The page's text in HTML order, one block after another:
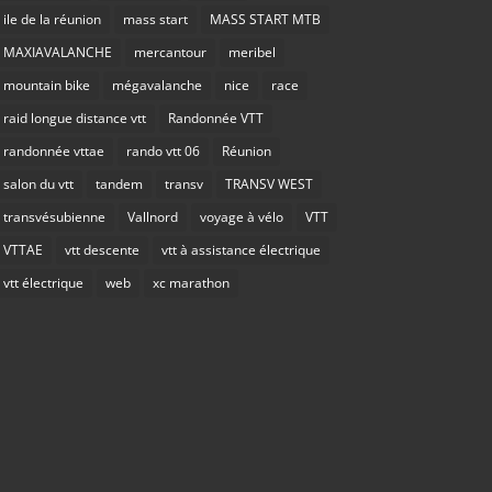
ile de la réunion mass start
MASS START MTB
MAXIAVALANCHE
mercantour
meribel
mountain bike
mégavalanche nice
race
raid longue distance vtt
Randonnée VTT
randonnée vttae
rando vtt 06
Réunion
salon du vtt
tandem transv
TRANSV WEST
transvésubienne
Vallnord voyage à vélo
VTT
VTTAE
vtt descente
vtt à assistance électrique
vtt électrique
web xc marathon